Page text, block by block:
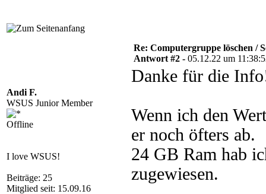
Andi F.
WSUS Junior Member
Offline
I love WSUS!
Beiträge: 25
Mitglied seit: 15.09.16
Re: Computergruppe löschen /
Antwort #2 - 05.12.22 um
Danke für die
Wenn ich den
er noch öfters ab.
24 GB Ram hab
zugewiesen.